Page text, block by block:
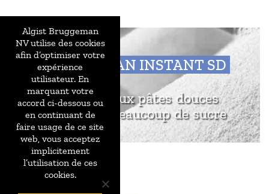
BRUGGEMAN INSTANT SD
Convient aux pâtes douces
contenant beaucoup de sucre
Algist Bruggeman
NV utilise des cookies
afin d’optimiser votre
expérience
utilisateur. En
marquant votre
accord ci-dessous ou
en continuant de
faire usage de ce site
web, vous acceptez
implicitement
l’utilisation de ces
cookies.